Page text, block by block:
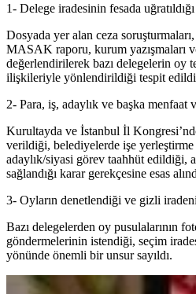
1- Delege iradesinin fesada
Dosyada yer alan ceza
MASAK raporu, kurum yazışmaları
değerlendirilerek bazı delegelerin oy
ilişkileriyle yönlendirildiği tespit
2- Para, iş, adaylık ve başka
Kurultayda ve İstanbul İl
verildiği, belediyelerde işe
adaylık/siyasi görev taahhüt edildiği,
sağlandığı karar gerekçesine esas
3- Oyların denetlendiği ve gizli
Bazı delegelerden oy pusulalarının
göndermelerinin istendiği, seçim
yönünde önemli bir unsur sayıldı.